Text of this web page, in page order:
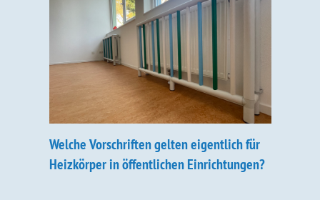
Welche Vorschriften gelten eigentlich für
Heizkörper in öffentlichen Einrichtungen?